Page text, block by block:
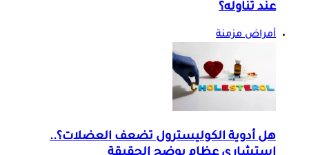
عند تناوله؟
أمراض مزمنة
هل أدوية الكوليسترول تضعف العضلات؟..